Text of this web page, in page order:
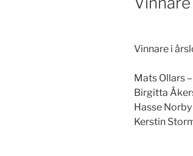
Vinnare i
Mats Ollars
Birgitta
Hasse
Kerstin